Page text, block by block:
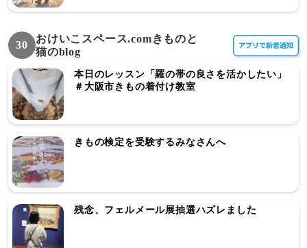
30
おけいこスペース.comきものと
猫のblog
本日のレッスン「羅の帯の良さを活かしたい」
＃大阪市きもの着付け教室
きもの検定を受験するみなさんへ
残念、フェルメール展抽選ハズレました